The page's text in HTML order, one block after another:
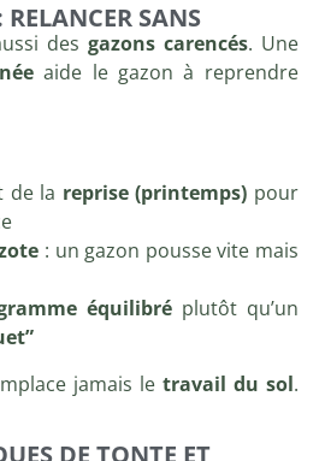
des gazons carencés. Une
aide le gazon à reprendre
de la reprise (printemps) pour
: un gazon pousse vite mais
équilibréplutôt qu’un
jamais le travail du sol.